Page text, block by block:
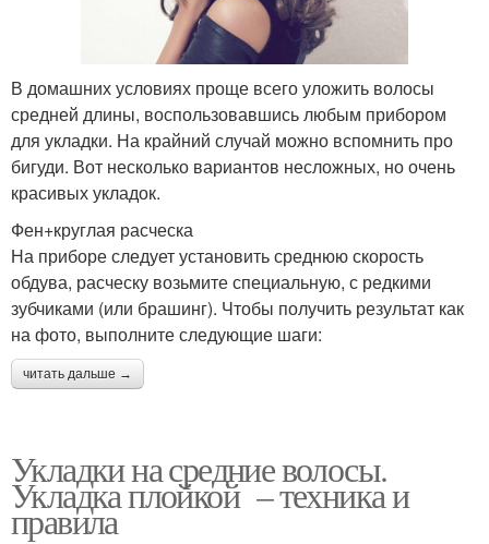
В домашних условиях проще всего уложить волосы
средней длины, воспользовавшись любым прибором
для укладки. На крайний случай можно вспомнить про
бигуди. Вот несколько вариантов несложных, но очень
красивых укладок.
Фен+круглая расческа
На приборе следует установить среднюю скорость
обдува, расческу возьмите специальную, с редкими
зубчиками (или брашинг). Чтобы получить результат как
на фото, выполните следующие шаги:
читать дальше →
Укладки на средние волосы.
Укладка плойкой – техника и
правила